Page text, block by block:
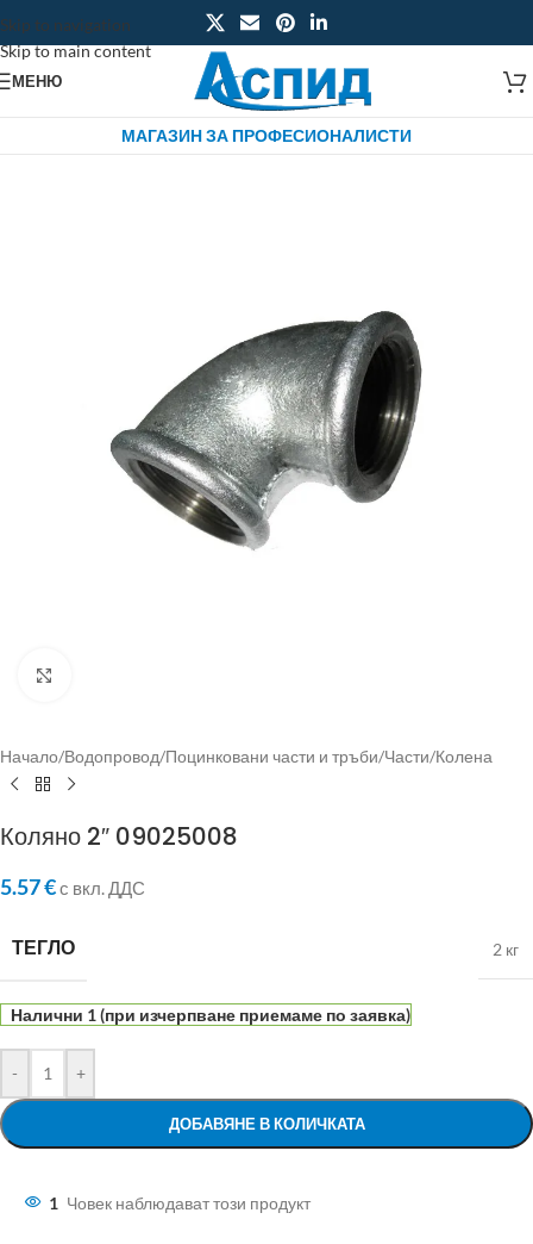
Skip to navigation
Skip to main content
МЕНЮ
МАГАЗИН ЗА ПРОФЕСИОНАЛИСТИ
Начало/Водопровод/Поцинковани части и тръби/Части/Колена
Коляно 2″ 09025008
5.57€с вкл. ДДС
ТЕГЛО 2 кг
Налични 1 (при изчерпване приемаме по заявка)
- +
ДОБАВЯНЕ В КОЛИЧКАТА
1 Човек наблюдават този продукт